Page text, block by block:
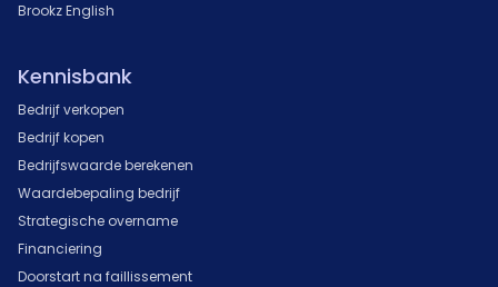
Brookz English
Kennisbank
Bedrijf verkopen
Bedrijf kopen
Bedrijfswaarde berekenen
Waardebepaling bedrijf
Strategische overname
Financiering
Doorstart na faillissement